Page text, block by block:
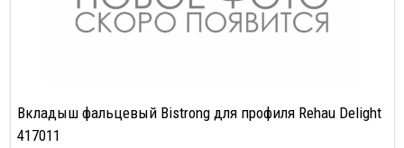
Вкладыш фальцевый Bistrong для профиля Rehau Delight
417011